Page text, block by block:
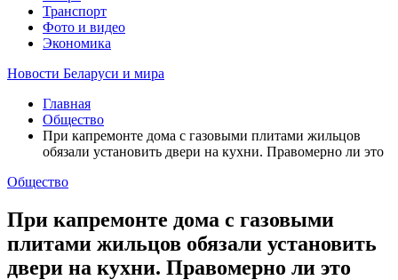
Транспорт
Фото и видео
Экономика
Новости Беларуси и мира
Главная
Общество
При капремонте дома с газовыми плитами жильцов
обязали установить двери на кухни. Правомерно ли это
Общество
При капремонте дома с газовыми
плитами жильцов обязали установить
двери на кухни. Правомерно ли это